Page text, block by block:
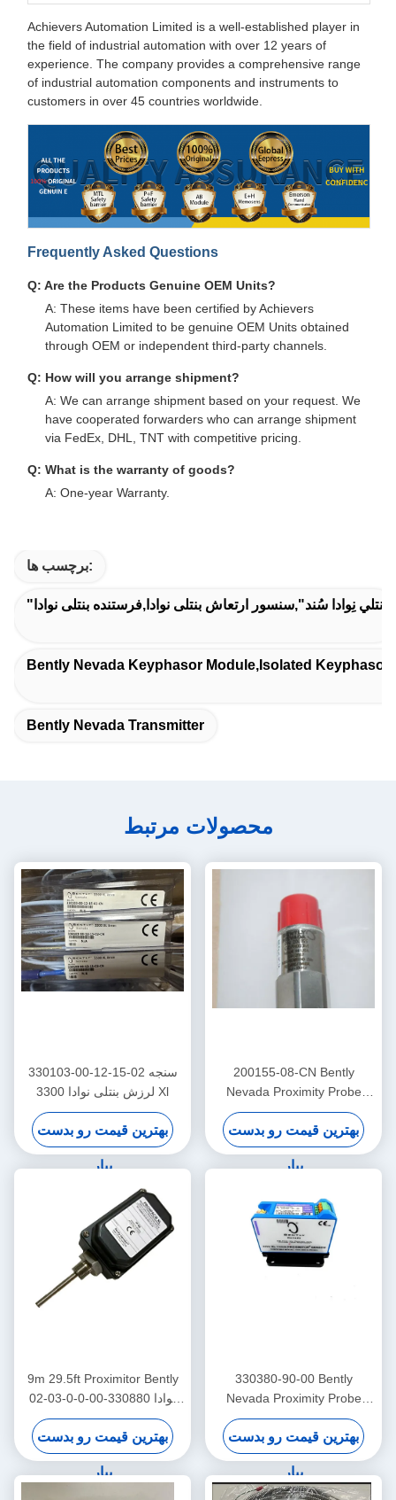
Achievers Automation Limited is a well-established player in
the field of industrial automation with over 12 years of
experience. The company provides a comprehensive range
of industrial automation components and instruments to
customers in over 45 countries worldwide.
Frequently Asked Questions
Q: Are the Products Genuine OEM Units?
A: These items have been certified by Achievers
Automation Limited to be genuine OEM Units obtained
through OEM or independent third-party channels.
Q: How will you arrange shipment?
A: We can arrange shipment based on your request. We
have cooperated forwarders who can arrange shipment
via FedEx, DHL, TNT with competitive pricing.
Q: What is the warranty of goods?
A: One-year Warranty.
برچسب ها:
"بنتلي نِوادا سُند",سنسور ارتعاش بنتلی نوادا,فرستنده بنتلی نوادا
Bently Nevada Keyphasor Module,isolated
Bently Nevada Transmitter
محصولات مرتبط
330103-00-12-15-02 سنجه
لرزش بنتلی نوادا 3300 Xl
بهترین قیمت رو بدست
بیار
200155-08-CN Bently
Nevada Proximity Probe
فرکانس پایین تریندمستر پرو
اکسلرومتر
بهترین قیمت رو بدست
بیار
9m 29.5ft Proximitor Bently
نوادا 330880-00-0-0-03-02
جمع آوری پردازنده نزدیکی
PROXPAC
بهترین قیمت رو بدست
بیار
330380-90-00 Bently
Nevada Proximity Probe
3300 XL حسگر نزدیک شدن با
دمای بالا
بهترین قیمت رو بدست
بیار